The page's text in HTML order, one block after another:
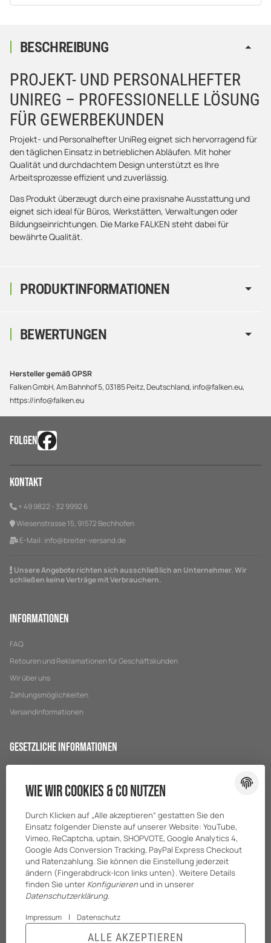
PRODUKTINFORMATIONEN
BESCHREIBUNG
PROJEKT- UND PERSONALHEFTER
UNIREG – PROFESSIONELLE LÖSUNG
FÜR GEWERBEKUNDEN
Projekt- und Personalhefter UniReg eignet sich hervorragend für
den täglichen Einsatz in betrieblichen Abläufen. Mit hoher
Qualität und durchdachtem Design unterstützt es Ihre
Arbeitsprozesse effizient und zuverlässig.
Das Produkt überzeugt durch eine praxisnahe Ausstattung und
eignet sich ideal für Büros, Werkstätten, Verwaltungen oder
Bildungseinrichtungen. Die Marke FALKEN steht dabei für
bewährte Qualität.
BEWERTUNGEN
Hersteller gemäß GPSR
Falken GmbH, Am Bahnhof 5, 03185 Peitz, Deutschland, info@falken.eu,
https://info@falken.eu
FOLGEN
Kontakt
+ 49 9822 - 32 9992 6
Wiesenstrasse 15, 91572 Bechhofen
E-Mail: info@breiter-versand.de
Unsere Angebote richten sich ausschließlich an Unternehmer. Wir
schließen keine Verträge mit Verbrauchern.
Informationen
FAQ
Retouren und Reklamationen für Geschäftskunden
Wir über uns
Zahlungsmöglichkeiten
Versandinformationen
Gesetzliche Informationen
Impressum
Batteriegesetzhinweise
Wie wir Cookies & Co nutzen
Durch Klicken auf „Alle akzeptieren“ gestatten Sie den
Einsatz folgender Dienste auf unserer Website: YouTube,
Vimeo, ReCaptcha, uptain, SHOPVOTE, Google Analytics 4,
Google Ads Conversion Tracking, PayPal Express Checkout
und Ratenzahlung. Sie können die Einstellung jederzeit
ändern (Fingerabdruck-Icon links unten). Weitere Details
finden Sie unter Konfigurierenund in unserer
Datenschutzerklärung.
Impressum | Datenschutz
ALLE AKZEPTIEREN